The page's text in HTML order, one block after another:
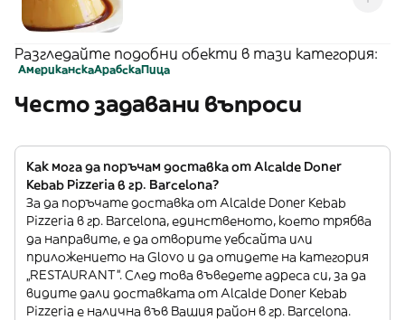
Разгледайте подобни обекти в тази категория:
АмериканскаАрабскаПица
Често задавани въпроси
Как мога да поръчам доставка от Alcalde Doner
Kebab Pizzeria в гр. Barcelona?
За да поръчате доставка от Alcalde Doner Kebab
Pizzeria в гр. Barcelona, единственото, което трябва
да направите, е да отворите уебсайта или
приложението на Glovo и да отидете на категория
„RESTAURANT”. След това въведете адреса си, за да
видите дали доставката от Alcalde Doner Kebab
Pizzeria е налична във Вашия район в гр. Barcelona.